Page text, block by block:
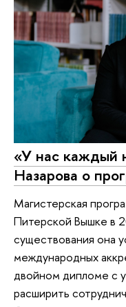
«У нас каждый
Назарова о
Магистерская
Питерской Вышке в
существования она
международных
двойном дипломе с
расширить